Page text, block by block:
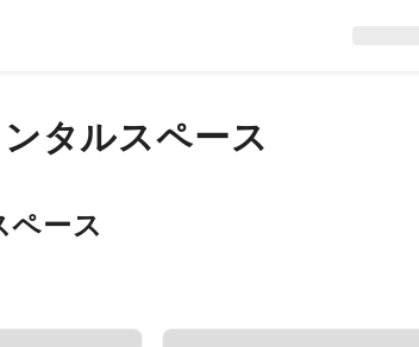
タルスペース
ペース